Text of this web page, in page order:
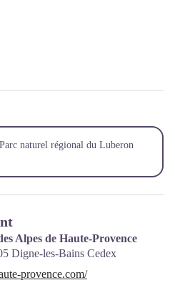
naturel régional du Luberon
Alpes de Haute-Provence
Digne-les-Bains Cedex
provence.com/